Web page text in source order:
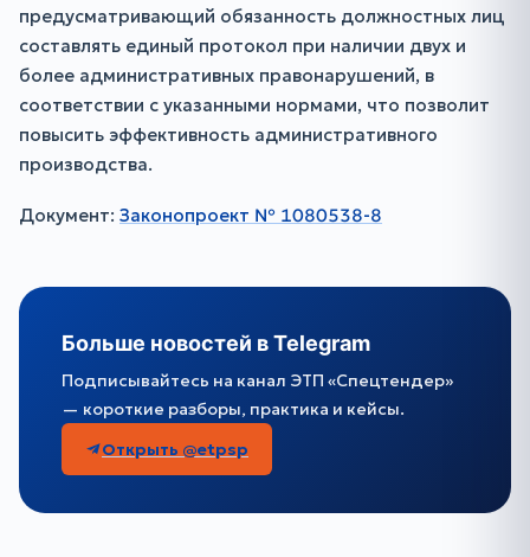
предусматривающий обязанность должностных лиц
составлять единый протокол при наличии двух и
более административных правонарушений, в
соответствии с указанными нормами, что позволит
повысить эффективность административного
производства.
Документ: Законопроект № 1080538-8
Больше новостей в Telegram
Подписывайтесь на канал ЭТП «Спецтендер»
— короткие разборы, практика и кейсы.
Открыть @etpsp